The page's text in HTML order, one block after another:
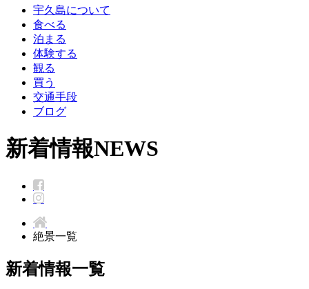
宇久島について
食べる
泊まる
体験する
観る
買う
交通手段
ブログ
新着情報NEWS
絶景一覧
新着情報一覧